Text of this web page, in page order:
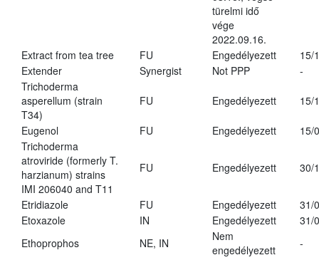
türelmi idő
vége
2022.09.16.
Extract from tea tree FU Engedélyezett
15/
Extender
Synergist Not PPP
-
Trichoderma
asperellum (strain
T34)
FU Engedélyezett 15/
Eugenol FU Engedélyezett
15/
Trichoderma
atroviride (formerly T.
harzianum) strains
IMI 206040 and T11
FU Engedélyezett 30/
Etridiazole FU Engedélyezett
31/
Etoxazole
IN Engedélyezett
31/
Ethoprophos
NE, IN
Nem
engedélyezett
-